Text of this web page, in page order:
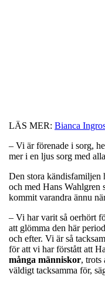
LÄS MER: Bianca
– Vi är förenade i sorg,
mer i en ljus sorg med
Den stora kändisfamiljen
och med Hans Wahlgren
kommit varandra ännu
– Vi har varit så oerhört
att glömma den här
och efter. Vi är så
för att vi har förstått att
många människor, trots
väldigt tacksamma för,